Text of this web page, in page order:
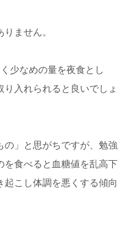
ません。
少なめの量を夜食とし
入れられると良いでしょ
の」と思がちですが、勉強
を食べると血糖値を乱高下
起こし体調を悪くする傾向